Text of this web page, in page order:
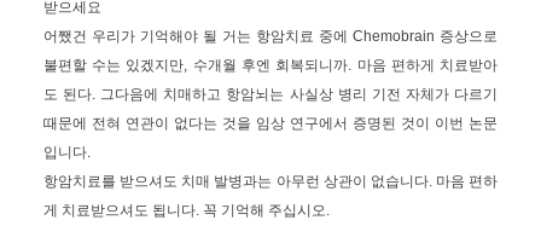
받으세요
어쨌건 우리가 기억해야 될 거는 항암치료 중에 Chemobrain 증상으로
불편할 수는 있겠지만, 수개월 후엔 회복되니까. 마음 편하게 치료받아
도 된다. 그다음에 치매하고 항암뇌는 사실상 병리 기전 자체가 다르기
때문에 전혀 연관이 없다는 것을 임상 연구에서 증명된 것이 이번 논문
입니다.
항암치료를 받으셔도 치매 발병과는 아무런 상관이 없습니다. 마음 편하
게 치료받으셔도 됩니다. 꼭 기억해 주십시오.